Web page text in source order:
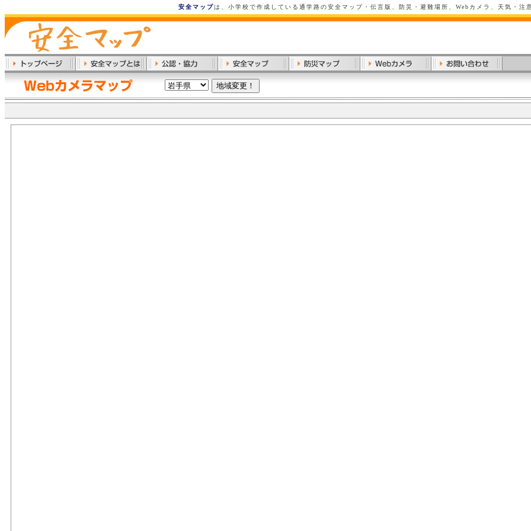
安全マップは、小学校で作成している通学路の安全マップ・伝言版、防災・避難場所、Webカメラ、天気・注